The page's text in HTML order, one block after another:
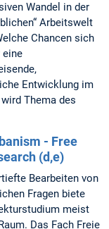
Wandel in der
Arbeitswelt
Chancen sich
eine
Entwicklung im
Thema des
- Free
(d,e)
Bearbeiten von
Fragen biete
meist
Das Fach Freie